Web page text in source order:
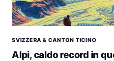
SVIZZERA & CANTON TICINO
Alpi, caldo record in